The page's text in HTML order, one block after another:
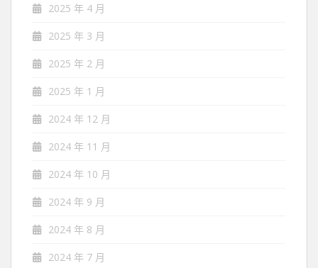
2025 年 4 月
2025 年 3 月
2025 年 2 月
2025 年 1 月
2024 年 12 月
2024 年 11 月
2024 年 10 月
2024 年 9 月
2024 年 8 月
2024 年 7 月